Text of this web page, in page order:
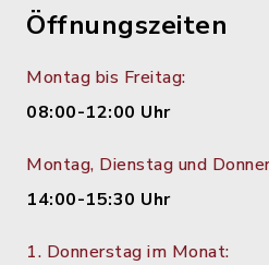
Öffnungszeiten
Montag bis Freitag:
08:00-12:00 Uhr
Montag, Dienstag und
14:00-15:30 Uhr
1. Donnerstag im Monat: